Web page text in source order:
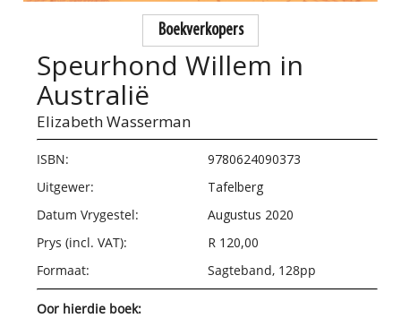
Boekverkopers
Speurhond Willem in
Australië
Elizabeth Wasserman
ISBN:
9780624090373
Uitgewer:
Tafelberg
Datum Vrygestel:
Augustus 2020
Prys (incl. VAT):
R 120,00
Formaat:
Sagteband, 128pp
Oor hierdie boek: